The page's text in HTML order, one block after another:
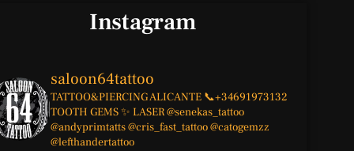
Instagram
saloon64tattoo
TATTOO&PIERCINGALICANTE 📞+34691973132
TOOTH GEMS ✨ LASER@senekas_tattoo
@andyprimtatts@cris_fast_tattoo@catogemzz
@lefthandertattoo